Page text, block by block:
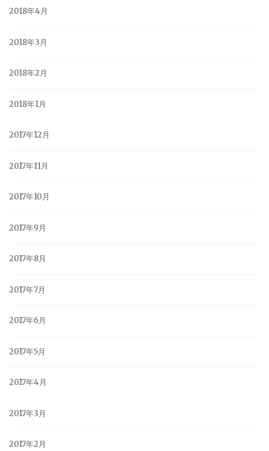
2018年4月
2018年3月
2018年2月
2018年1月
2017年12月
2017年11月
2017年10月
2017年9月
2017年8月
2017年7月
2017年6月
2017年5月
2017年4月
2017年3月
2017年2月